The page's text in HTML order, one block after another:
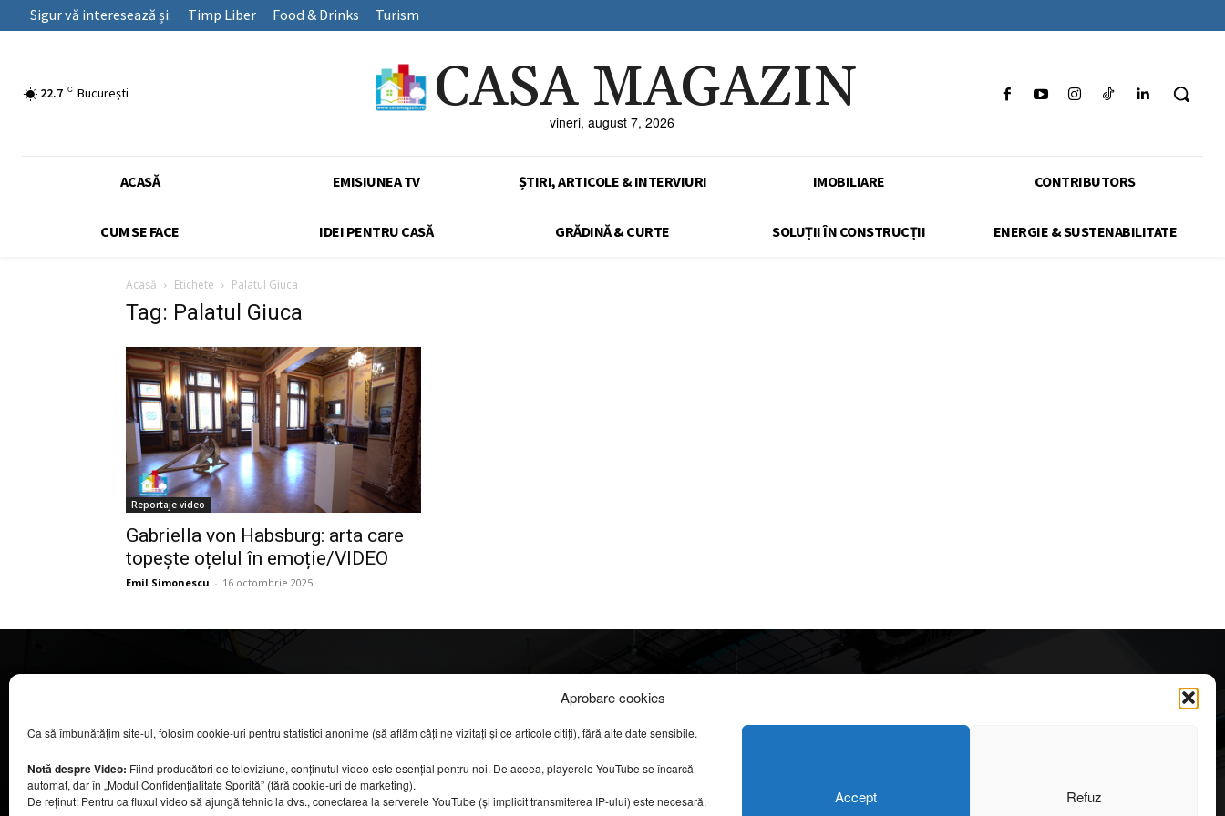
Aprobare cookies
Ca să îmbunătățim site-ul, folosim cookie-uri pentru statistici anonime (să aflăm câți ne vizitați și ce articole citiți), fără alte date sensibile.
Notă despre Video: Fiind producători de televiziune, conținutul video este esențial pentru noi. De aceea, playerele YouTube se încarcă
automat, dar în „Modul Confidențialitate Sporită” (fără cookie-uri de marketing).
De reținut: Pentru ca fluxul video să ajungă tehnic la dvs., conectarea la serverele YouTube (și implicit transmiterea IP-ului) este necesară.
Accept Refuz
Sigur vă interesează și: Timp Liber Food & Drinks Turism
22.7 C București CASA MAGAZIN
vineri, august 7, 2026
ACASĂ EMISIUNEA TV ȘTIRI, ARTICOLE & INTERVIURI IMOBILIARE CONTRIBUTORS
CUM SE FACE IDEI PENTRU CASĂ GRĂDINĂ & CURTE SOLUȚII ÎN CONSTRUCȚII ENERGIE & SUSTENABILITATE
Acasă Etichete Palatul Giuca
Tag: Palatul Giuca
Reportaje video
Gabriella von Habsburg: arta care
topește oțelul în emoție/VIDEO
Emil Simonescu - 16 octombrie 2025
COOL MEDIA BROADCASTING & EVENTS SRL.
Toate drepturile rezervate.
Contacte în secțiunea „Despre noi”.
Urmăriți emisiunea Casa Magazin pe Digi24,
Info
DESPRE NOI
CONFIDENȚIALITATE & COOKIES
apreciate
101
Secretele construirii